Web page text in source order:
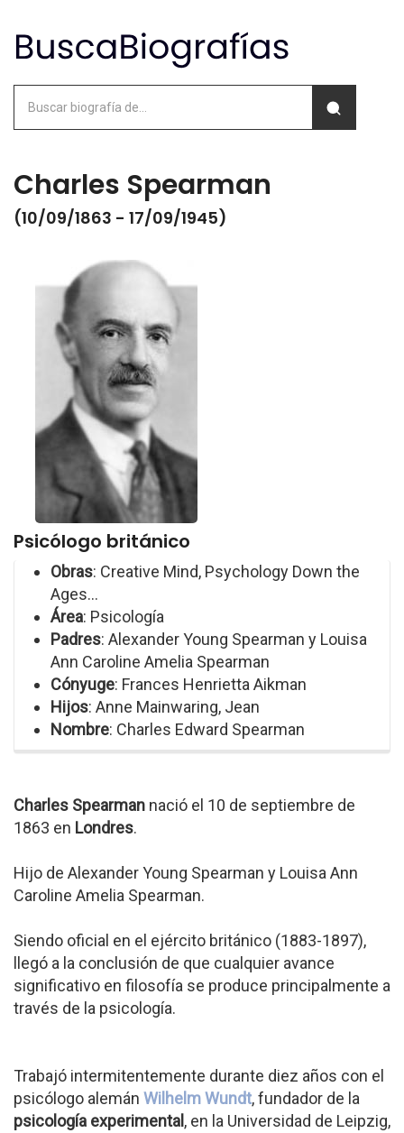
Charles Spearman
(10/09/1863 - 17/09/1945)
Psicólogo británico
Obras: Creative Mind, Psychology Down the
Ages...
Área: Psicología
Padres: Alexander Young Spearman y Louisa
Ann Caroline Amelia Spearman
Cónyuge: Frances Henrietta Aikman
Hijos: Anne Mainwaring, Jean
Nombre: Charles Edward Spearman
Charles Spearman nació el 10 de septiembre de
1863 en Londres.
Hijo de Alexander Young Spearman y Louisa Ann
Caroline Amelia Spearman.
Siendo oficial en el ejército británico (1883-1897),
llegó a la conclusión de que cualquier avance
significativo en filosofía se produce principalmente a
través de la psicología.
Trabajó intermitentemente durante diez años con el
psicólogo alemán Wilhelm Wundt, fundador de la
psicología experimental , en la Universidad de Leipzig,